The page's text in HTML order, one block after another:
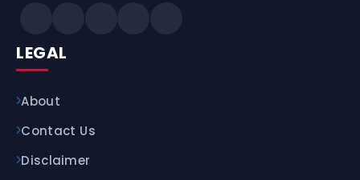
LEGAL
About
Contact Us
Disclaimer